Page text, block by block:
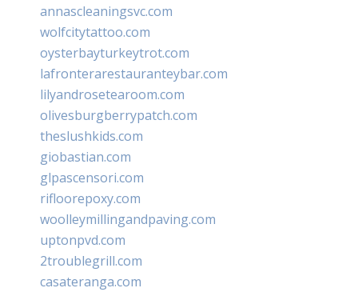
annascleaningsvc.com
wolfcitytattoo.com
oysterbayturkeytrot.com
lafronterarestauranteybar.com
lilyandrosetearoom.com
olivesburgberrypatch.com
theslushkids.com
giobastian.com
glpascensori.com
rifloorepoxy.com
woolleymillingandpaving.com
uptonpvd.com
2troublegrill.com
casateranga.com